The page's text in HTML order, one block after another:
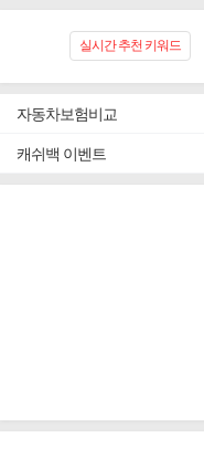
실시간 추천 키워드
자동차보험비교
캐쉬백 이벤트